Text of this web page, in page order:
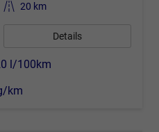
Kilometerstand 20 km
Details
l/100km
km